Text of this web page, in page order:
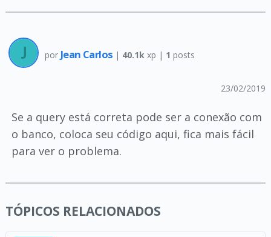
por Jean Carlos | 40.1k xp | 1 posts
23/02/2019
Se a query está correta pode ser a conexão com
o banco, coloca seu código aqui, fica mais fácil
para ver o problema.
TÓPICOS RELACIONADOS